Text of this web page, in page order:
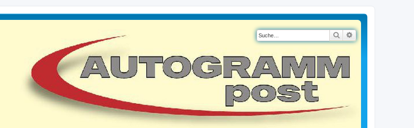
Suche